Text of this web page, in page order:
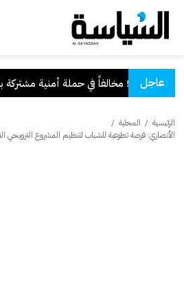
عاجل
بالتعاون مع "القوى العاملة"
الرئيسية / المحلية /
الأنصاري: فرصة تطوعية للشباب لتنظيم المشروع الترويحي